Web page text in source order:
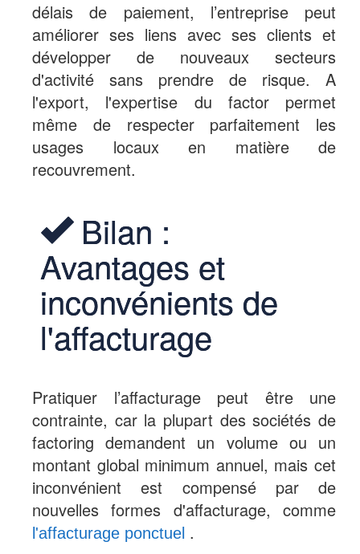
délais de paiement, l’entreprise peut
améliorer ses liens avec ses clients et
développer de nouveaux secteurs
d'activité sans prendre de risque. A
l'export, l'expertise du factor permet
même de respecter parfaitement les
usages locaux en matière de
recouvrement.
Bilan :
Avantages et
inconvénients de
l'affacturage
Pratiquer l’affacturage peut être une
contrainte, car la plupart des sociétés de
factoring demandent un volume ou un
montant global minimum annuel, mais cet
inconvénient est compensé par de
nouvelles formes d'affacturage, comme
l'affacturage ponctuel .